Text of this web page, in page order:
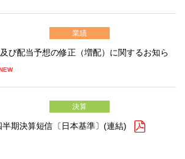
業績
び配当予想の修正（増配）に関するお知ら
決算
期決算短信〔日本基準〕(連結)